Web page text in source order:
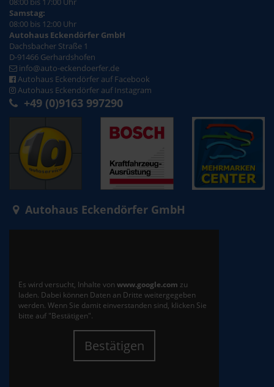
Samstag:
08:00 bis 12:00 Uhr
Autohaus Eckendörfer GmbH
Dachsbacher Straße 1
D-91466 Gerhardshofen
info@auto-eckendoerfer.de
Autohaus Eckendörfer auf Facebook
Autohaus Eckendörfer auf Instagram
+49 (0)9163 997290
Autohaus Eckendörfer GmbH
Es wird versucht, Inhalte von www.google.com zu
laden. Dabei können Daten an Dritte weitergegeben
werden. Wenn Sie damit einverstanden sind, klicken Sie
bitte auf "Bestätigen".
Bestätigen